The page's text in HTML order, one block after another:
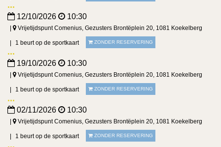
12/10/2026 10:30
Vrijetijdspunt Comenius, Gezusters Brontëplein 20, 1081 Koekelberg
1 beurt op de sportkaart ZONDER RESERVERING
19/10/2026 10:30
Vrijetijdspunt Comenius, Gezusters Brontëplein 20, 1081 Koekelberg
1 beurt op de sportkaart ZONDER RESERVERING
02/11/2026 10:30
Vrijetijdspunt Comenius, Gezusters Brontëplein 20, 1081 Koekelberg
1 beurt op de sportkaart ZONDER RESERVERING